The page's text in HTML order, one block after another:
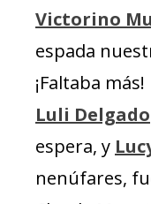
Victorino
espada
¡Faltaba más!
Luli Delgado
espera, y
nenúfares,